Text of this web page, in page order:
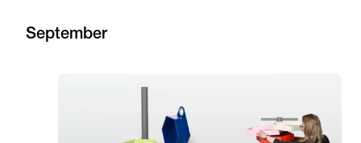
September